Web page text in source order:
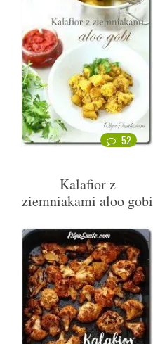
52
Kalafior z
ziemniakami aloo gobi